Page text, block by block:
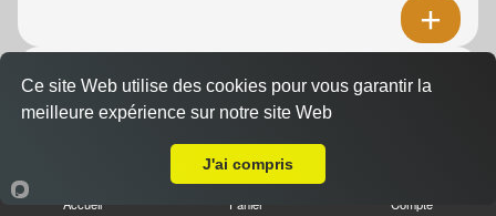
Pizza boursin
16.00 €
Boursin, mozzarella, poulet rôti, pommes de terre,
Accueil Panier Compte
Ce site Web utilise des cookies pour vous garantir la
meilleure expérience sur notre site Web
J'ai compris